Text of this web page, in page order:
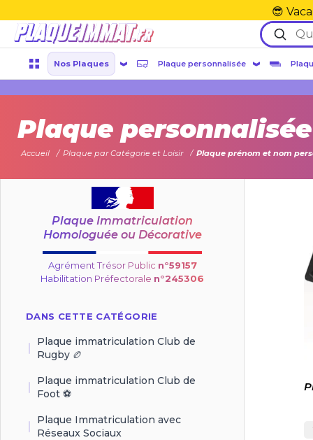
😎
Nos Plaques Plaque personnalisée
Plaque
Accueil Plaque par Catégorie et Loisir Plaque prénom et nom
Plaque Immatriculation
Homologuée ou Décorative
Agrément Trésor Public n°59157
Habilitation Préfectorale n°245306
DANS CETTE CATÉGORIE
Plaque immatriculation Club de
Rugby 🏉
Plaque immatriculation Club de
Foot ⚽️
Plaque Immatriculation avec
Réseaux Sociaux